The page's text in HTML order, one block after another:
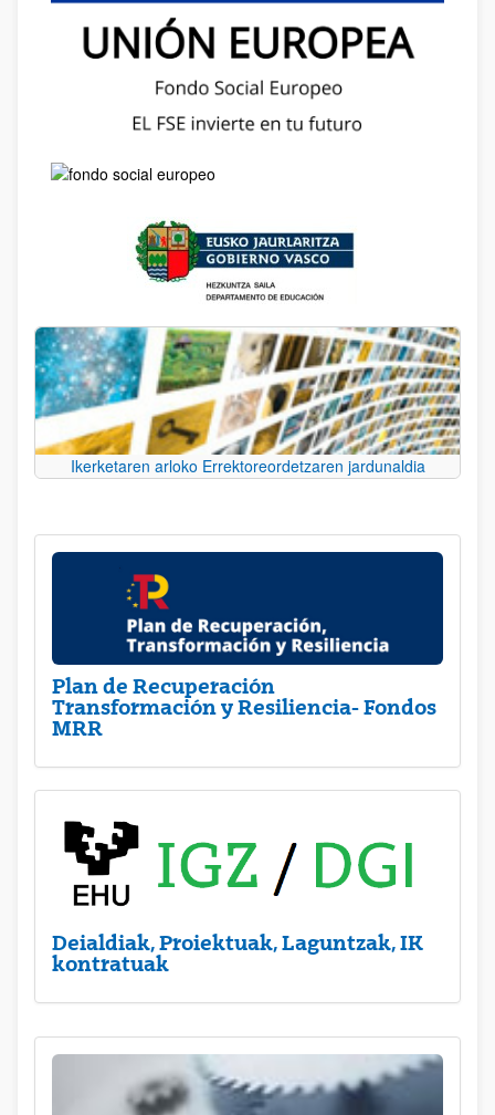
Ikerketaren arloko Errektoreordetzaren jardunaldia
Plan de Recuperación
Transformación y Resiliencia- Fondos
MRR
Deialdiak, Proiektuak, Laguntzak, IK
kontratuak